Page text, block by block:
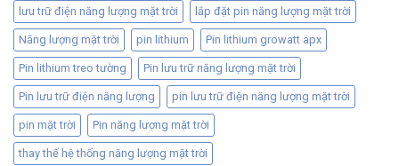
lưu trữ điện năng lượng mặt trời lắp đặt pin năng lượng mặt trời
Năng lượng mặt trời pin lithium Pin lithium growatt apx
Pin lithium treo tường Pin lưu trữ năng lượng mặt trời
Pin lưu trữ điện năng lượng pin lưu trữ điện năng lượng mặt trời
pin mặt trời Pin năng lượng mặt trời
thay thế hệ thống năng lượng mặt trời